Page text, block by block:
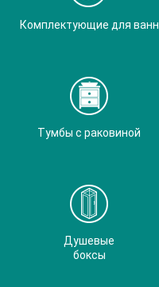
Комплектующие для ванн
Тумбы с раковиной
Душевые
боксы